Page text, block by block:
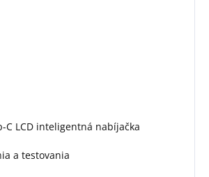
C LCD inteligentná nabíjačka
a testovania